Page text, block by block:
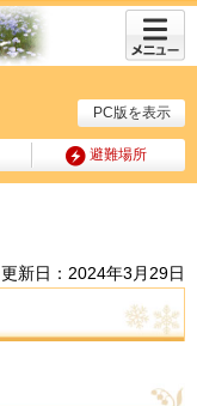
PC版を表示
避難場所
メニュ
ー
更新日：2024年3月29日